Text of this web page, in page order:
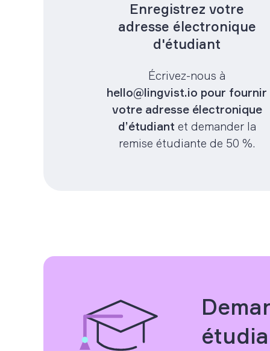
Enregistrez votre
adresse électronique
d'étudiant
Écrivez-nous à
hello@lingvist.io pour fournir
votre adresse électronique
d’étudiant et demander la
remise étudiante de 50 %.